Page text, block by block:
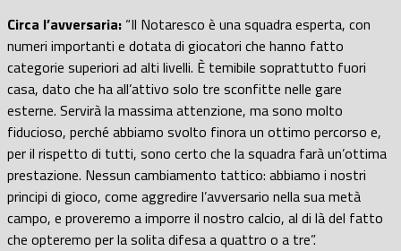
Circa l’avversaria: “Il Notaresco è una squadra esperta, con
numeri importanti e dotata di giocatori che hanno fatto
categorie superiori ad alti livelli. È temibile soprattutto fuori
casa, dato che ha all’attivo solo tre sconfitte nelle gare
esterne. Servirà la massima attenzione, ma sono molto
fiducioso, perché abbiamo svolto finora un ottimo percorso e,
per il rispetto di tutti, sono certo che la squadra farà un’ottima
prestazione. Nessun cambiamento tattico: abbiamo i nostri
principi di gioco, come aggredire l’avversario nella sua metà
campo, e proveremo a imporre il nostro calcio, al di là del fatto
che opteremo per la solita difesa a quattro o a tre”.